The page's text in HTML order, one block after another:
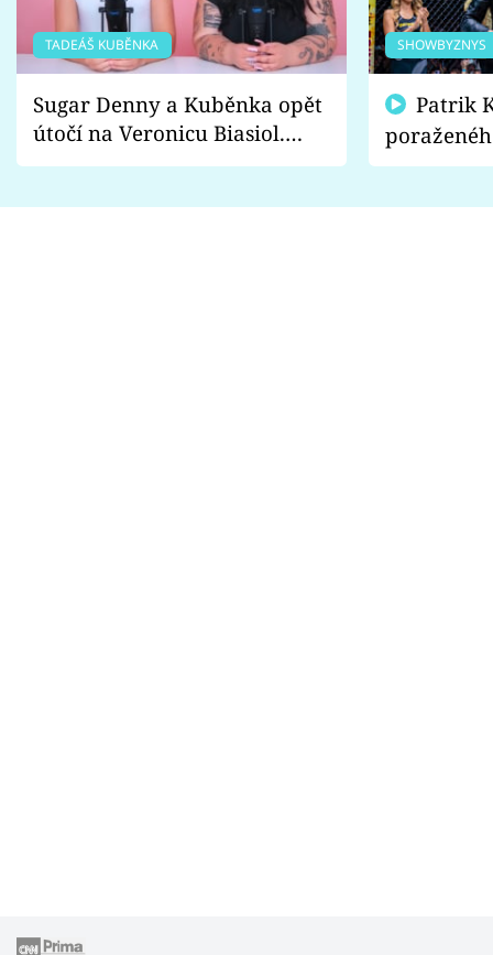
TADEÁŠ KUBĚNKA
Sugar Denny a Kuběnka opět
útočí na Veronicu Biasiol.
Proč je podle nich falešná a
SHOWBYZNYS
fanoušci